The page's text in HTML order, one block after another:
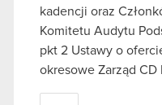
kadencji oraz
Komitetu Audytu
pkt 2 Ustawy o
okresowe Zarząd CD